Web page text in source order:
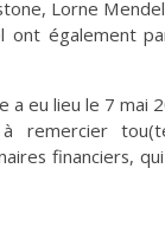
Lorne
ont également
a eu lieu le 7 mai
remercier
financiers,